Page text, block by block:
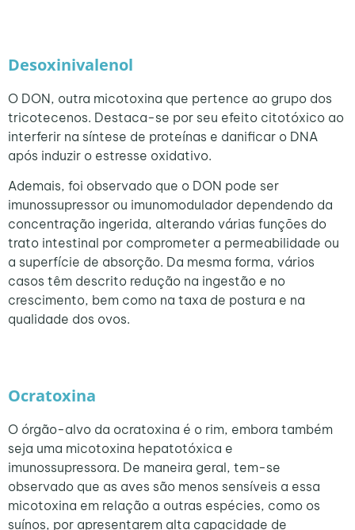
Desoxinivalenol
O DON, outra micotoxina que pertence ao grupo dos
tricotecenos. Destaca-se por seu efeito citotóxico ao
interferir na síntese de proteínas e danificar o DNA
após induzir o estresse oxidativo.
Ademais, foi observado que o DON pode ser
imunossupressor ou imunomodulador dependendo da
concentração ingerida, alterando várias funções do
trato intestinal por comprometer a permeabilidade ou
a superfície de absorção. Da mesma forma, vários
casos têm descrito redução na ingestão e no
crescimento, bem como na taxa de postura e na
qualidade dos ovos.
Ocratoxina
O órgão-alvo da ocratoxina é o rim, embora também
seja uma micotoxina hepatotóxica e
imunossupressora. De maneira geral, tem-se
observado que as aves são menos sensíveis a essa
micotoxina em relação a outras espécies, como os
suínos, por apresentarem alta capacidade de